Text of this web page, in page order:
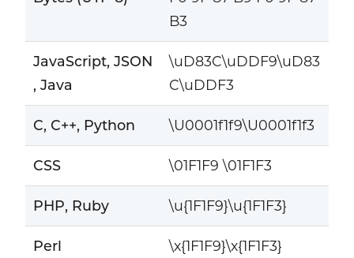
B3
JavaScript, JSON
, Java
\uD83C\uDDF9\uD83
C\uDDF3
C, C++, Python \U0001f1f9\U0001f1f3
CSS \01F1F9 \01F1F3
PHP, Ruby \u{1F1F9}\u{1F1F3}
Perl \x{1F1F9}\x{1F1F3}